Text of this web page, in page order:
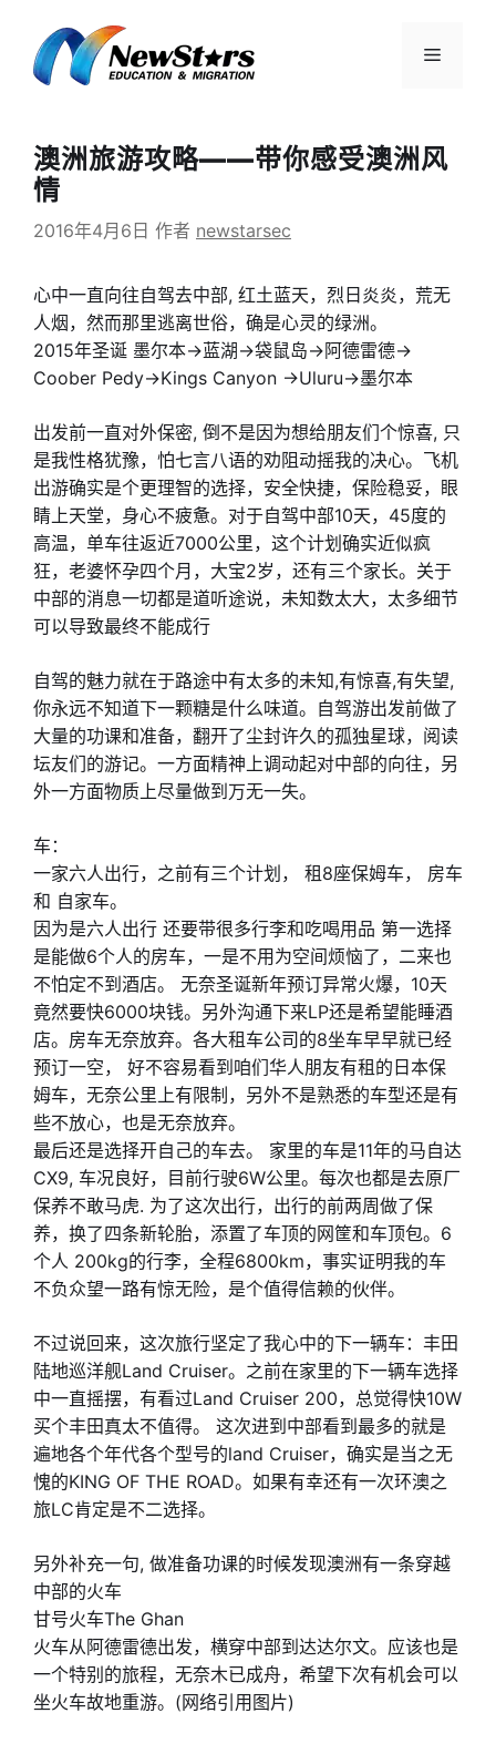
菜
澳洲旅游攻略——带你感受澳洲风
情
2016年4月6日 作者 newstarsec
心中一直向往自驾去中部, 红土蓝天，烈日炎炎，荒无
人烟，然而那里逃离世俗，确是心灵的绿洲。
2015年圣诞 墨尔本->蓝湖->袋鼠岛->阿德雷德->
Coober Pedy->Kings Canyon ->Uluru->墨尔本
出发前一直对外保密, 倒不是因为想给朋友们个惊喜, 只
是我性格犹豫，怕七言八语的劝阻动摇我的决心。飞机
出游确实是个更理智的选择，安全快捷，保险稳妥，眼
睛上天堂，身心不疲惫。对于自驾中部10天，45度的
高温，单车往返近7000公里，这个计划确实近似疯
狂，老婆怀孕四个月，大宝2岁，还有三个家长。关于
中部的消息一切都是道听途说，未知数太大，太多细节
可以导致最终不能成行
自驾的魅力就在于路途中有太多的未知,有惊喜,有失望,
你永远不知道下一颗糖是什么味道。自驾游出发前做了
大量的功课和准备，翻开了尘封许久的孤独星球，阅读
坛友们的游记。一方面精神上调动起对中部的向往，另
外一方面物质上尽量做到万无一失。
车：
一家六人出行，之前有三个计划， 租8座保姆车， 房车
和 自家车。
因为是六人出行 还要带很多行李和吃喝用品 第一选择
是能做6个人的房车，一是不用为空间烦恼了，二来也
不怕定不到酒店。 无奈圣诞新年预订异常火爆，10天
竟然要快6000块钱。另外沟通下来LP还是希望能睡酒
店。房车无奈放弃。各大租车公司的8坐车早早就已经
预订一空， 好不容易看到咱们华人朋友有租的日本保
姆车，无奈公里上有限制，另外不是熟悉的车型还是有
些不放心，也是无奈放弃。
最后还是选择开自己的车去。 家里的车是11年的马自达
CX9, 车况良好，目前行驶6W公里。每次也都是去原厂
保养不敢马虎. 为了这次出行，出行的前两周做了保
养，换了四条新轮胎，添置了车顶的网筐和车顶包。6
个人 200kg的行李，全程6800km，事实证明我的车
不负众望一路有惊无险，是个值得信赖的伙伴。
不过说回来，这次旅行坚定了我心中的下一辆车：丰田
陆地巡洋舰Land Cruiser。之前在家里的下一辆车选择
中一直摇摆，有看过Land Cruiser 200，总觉得快10W
买个丰田真太不值得。 这次进到中部看到最多的就是
遍地各个年代各个型号的land Cruiser，确实是当之无
愧的KING OF THE ROAD。如果有幸还有一次环澳之
旅LC肯定是不二选择。
另外补充一句, 做准备功课的时候发现澳洲有一条穿越
中部的火车
甘号火车The Ghan
火车从阿德雷德出发，横穿中部到达达尔文。应该也是
一个特别的旅程，无奈木已成舟，希望下次有机会可以
坐火车故地重游。(网络引用图片)